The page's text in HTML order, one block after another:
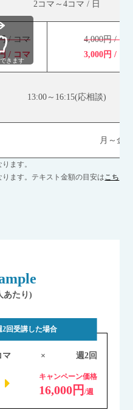
2コマ～4コマ / 日
/ コマ
/ コマ
4,000円 / コ
3,000円 / コ
13:00～16:15(応相談)
月～金(
きます
ます。
ます。テキスト金額の目安はこち
あたり)
2回受講した場合
マ × 週2回
キャンペーン価格
16,000円 /週